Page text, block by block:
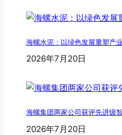
海螺水泥：以绿色发展重塑产
2026年7月20日
海螺集团两家公司获评先进级
2026年7月20日